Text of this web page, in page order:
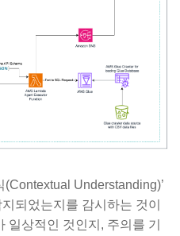
(Contextual Understanding)’
되었는지를 감시하는 것이
일상적인 것인지, 주의를 기